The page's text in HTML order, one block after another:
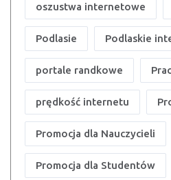
oszustwa internetowe
Podlasie Podlaskie
portale randkowe
prędkość internetu
Promocja dla Nauczycieli
Promocja dla Studentów